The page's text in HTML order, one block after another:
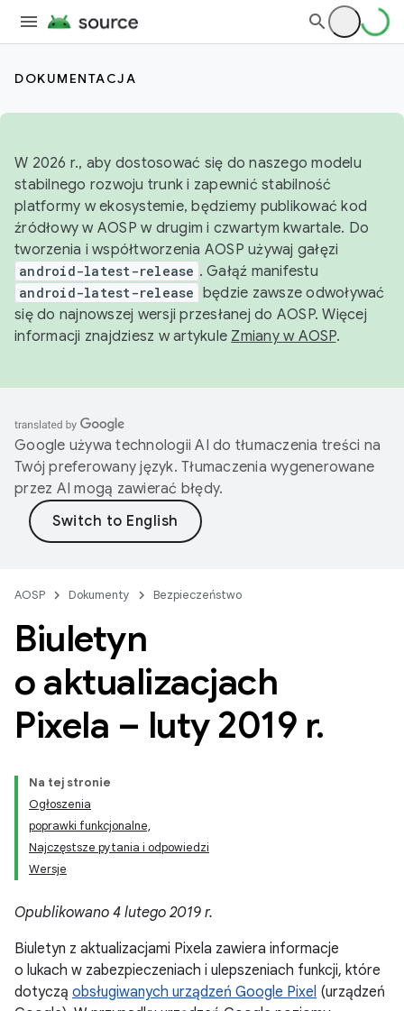
DOKUMENTACJA
W 2026 r., aby dostosować się do naszego modelu
stabilnego rozwoju trunk i zapewnić stabilność
platformy w ekosystemie, będziemy publikować kod
źródłowy w AOSP w drugim i czwartym kwartale. Do
tworzenia i współtworzenia AOSP używaj gałęzi
android-latest-release . Gałąź manifestu
android-latest-release będzie zawsze odwoływać
się do najnowszej wersji przesłanej do AOSP. Więcej
informacji znajdziesz w artykule Zmiany w AOSP.
Google używa technologii AI do tłumaczenia treści na
Twój preferowany język. Tłumaczenia wygenerowane
przez AI mogą zawierać błędy.
AOSP Dokumenty Bezpieczeństwo
Biuletyn
o aktualizacjach
Pixela – luty 2019 r.
Na tej stronie
Ogłoszenia
poprawki funkcjonalne,
Najczęstsze pytania i odpowiedzi
Wersje
Opublikowano 4 lutego 2019 r.
Biuletyn z aktualizacjami Pixela zawiera informacje
o lukach w zabezpieczeniach i ulepszeniach funkcji, które
dotyczą obsługiwanych urządzeń Google Pixel (urządzeń